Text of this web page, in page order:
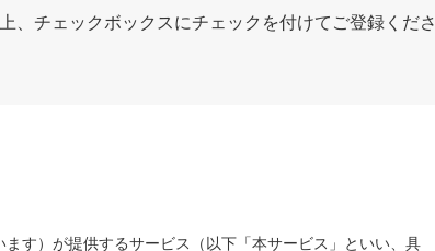
、チェックボックスにチェックを付けてご登録くださ
す）が提供するサービス（以下「本サービス」といい、具